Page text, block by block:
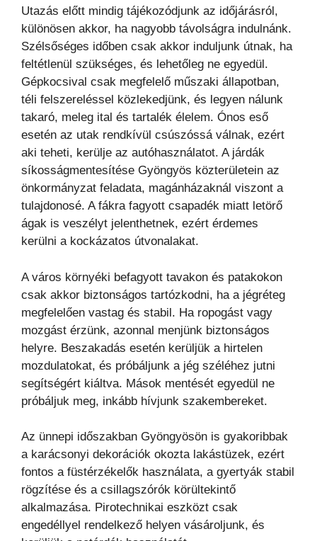
Utazás előtt mindig tájékozódjunk az időjárásról,
különösen akkor, ha nagyobb távolságra indulnánk.
Szélsőséges időben csak akkor induljunk útnak, ha
feltétlenül szükséges, és lehetőleg ne egyedül.
Gépkocsival csak megfelelő műszaki állapotban,
téli felszereléssel közlekedjünk, és legyen nálunk
takaró, meleg ital és tartalék élelem. Ónos eső
esetén az utak rendkívül csúszóssá válnak, ezért
aki teheti, kerülje az autóhasználatot. A járdák
síkosságmentesítése Gyöngyös közterületein az
önkormányzat feladata, magánházaknál viszont a
tulajdonosé. A fákra fagyott csapadék miatt letörő
ágak is veszélyt jelenthetnek, ezért érdemes
kerülni a kockázatos útvonalakat.
A város környéki befagyott tavakon és patakokon
csak akkor biztonságos tartózkodni, ha a jégréteg
megfelelően vastag és stabil. Ha ropogást vagy
mozgást érzünk, azonnal menjünk biztonságos
helyre. Beszakadás esetén kerüljük a hirtelen
mozdulatokat, és próbáljunk a jég széléhez jutni
segítségért kiáltva. Mások mentését egyedül ne
próbáljuk meg, inkább hívjunk szakembereket.
Az ünnepi időszakban Gyöngyösön is gyakoribbak
a karácsonyi dekorációk okozta lakástüzek, ezért
fontos a füstérzékelők használata, a gyertyák stabil
rögzítése és a csillagszórók körültekintő
alkalmazása. Pirotechnikai eszközt csak
engedéllyel rendelkező helyen vásároljunk, és